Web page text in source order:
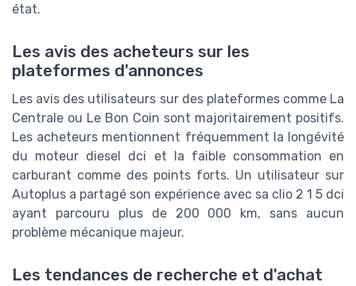
état.
Les avis des acheteurs sur les
plateformes d'annonces
Les avis des utilisateurs sur des plateformes comme La
Centrale ou Le Bon Coin sont majoritairement positifs.
Les acheteurs mentionnent fréquemment la longévité
du moteur diesel dci et la faible consommation en
carburant comme des points forts. Un utilisateur sur
Autoplus a partagé son expérience avec sa clio 2 1 5 dci
ayant parcouru plus de 200 000 km, sans aucun
problème mécanique majeur.
Les tendances de recherche et d'achat